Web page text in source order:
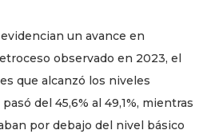
un avance en
observado en 2023, el
que alcanzó los niveles
del 45,6% al 49,1%, mientras
por debajo del nivel básico